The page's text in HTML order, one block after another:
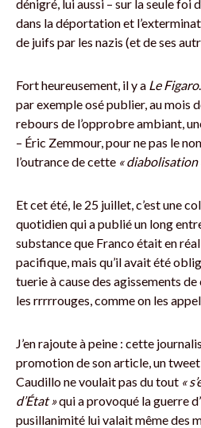
dénigré, lui aussi – sur la seule foi
dans la déportation et
de juifs par les nazis (et de ses
Fort heureusement, il y a Le Figaro
par exemple osé publier, au mois
rebours de l’opprobre ambiant,
– Éric Zemmour, pour ne pas le
l’outrance de cette « diabolisation
Et cet été, le 25 juillet, c’est une
quotidien qui a publié un long
substance que Franco était en
pacifique, mais qu’il avait été
tuerie à cause des agissements de
les rrrrrouges, comme on les
J’en rajoute à peine : cette
promotion de son article, un
Caudillo ne voulait pas du tout «
d’État »qui a provoqué la guerre
pusillanimité lui valait même des